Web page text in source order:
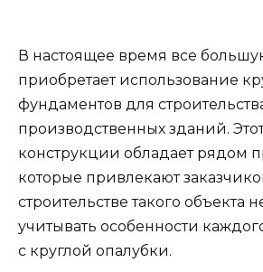
В настоящее время все
приобретает использование
фундаментов для
производственных зданий.
конструкции обладает рядом
которые привлекают
строительстве такого объекта
учитывать особенности
с круглой опалубки.